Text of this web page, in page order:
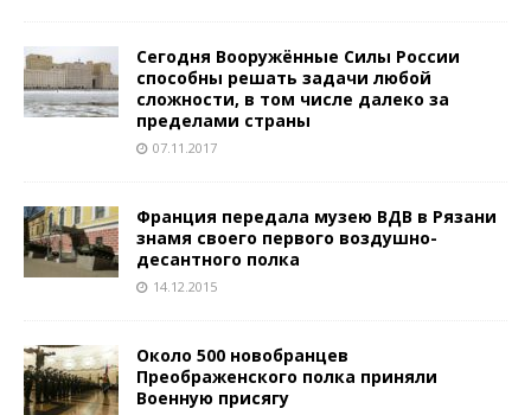
Сегодня Вооружённые Силы России
способны решать задачи любой
сложности, в том числе далеко за
пределами страны
07.11.2017
Франция передала музею ВДВ в Рязани
знамя своего первого воздушно-
десантного полка
14.12.2015
Около 500 новобранцев
Преображенского полка приняли
Военную присягу